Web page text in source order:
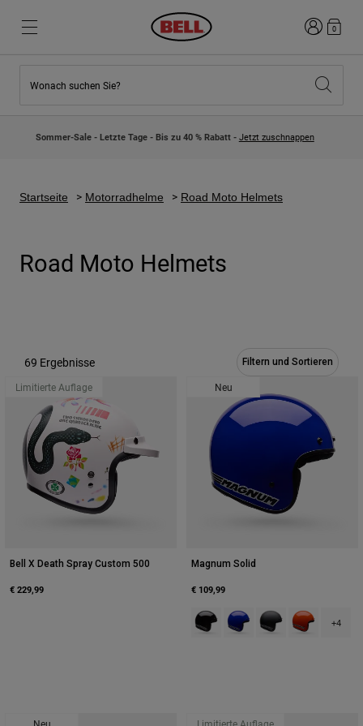
Neuzugänge
Lifestyle
Motocross
Adventure
Retro
Ersatzteile
Alle Artikel anzeigen
Neuzugänge
Entdecke Bike
Mountain Bike
Urban
BMX
Ersatzteile
Alle Artikel anzeigen
Anmelden
0
Wonach suchen Sie?
Sommer-Sale - Letzte Tage - Bis zu 40 % Rabatt - Jetzt zuschnappen
Startseite Motorradhelme Road Moto Helmets
Road Moto Helmets
69 Ergebnisse Filtern und Sortieren
Limitierte Auflage
Bell X Death Spray Custom 500
€ 229,99
Neu
Magnum Solid
€ 109,99
Product swatch type of Schwarz.
Product swatch type of
Product swatch
Product+4